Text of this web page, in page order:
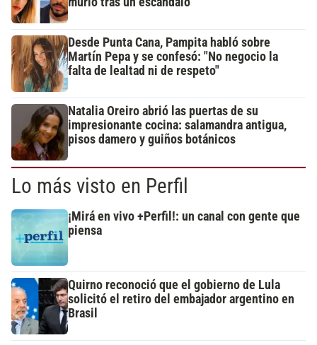
Desde Punta Cana, Pampita habló sobre
Martín Pepa y se confesó: "No negocio la
falta de lealtad ni de respeto"
Natalia Oreiro abrió las puertas de su
impresionante cocina: salamandra antigua,
pisos damero y guiños botánicos
Lo más visto en Perfil
¡Mirá en vivo +Perfil!: un canal con gente que
piensa
Quirno reconoció que el gobierno de Lula
solicitó el retiro del embajador argentino en
Brasil